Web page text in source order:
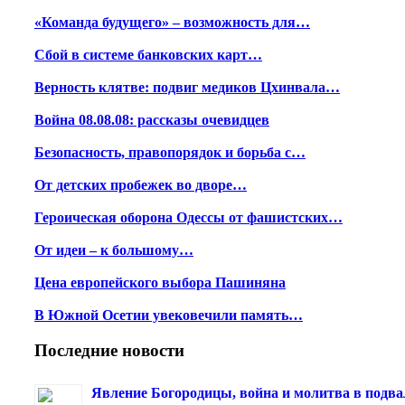
«Команда будущего» – возможность для…
Сбой в системе банковских карт…
Верность клятве: подвиг медиков Цхинвала…
Война 08.08.08: рассказы очевидцев
Безопасность, правопорядок и борьба с…
От детских пробежек во дворе…
Героическая оборона Одессы от фашистских…
От идеи – к большому…
Цена европейского выбора Пашиняна
В Южной Осетии увековечили память…
Последние новости
Явление Богородицы, война и молитва в